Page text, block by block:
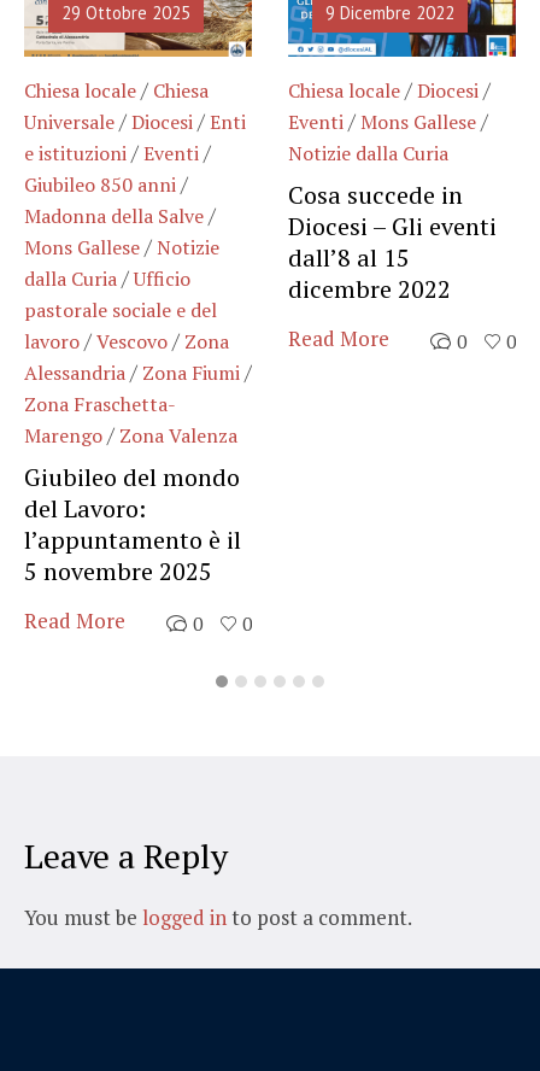
29 Ottobre 2025
Chiesa locale/ Chiesa
Universale/Diocesi/Enti
e istituzioni/Eventi/
Giubileo 850 anni/
Madonna della Salve/
Mons Gallese/Notizie
dalla Curia/Ufficio
pastorale sociale e del
lavoro/Vescovo/ Zona
Alessandria/ Zona Fiumi/
Zona Fraschetta-
Marengo/ Zona Valenza
Giubileo del mondo
del Lavoro:
l’appuntamento è il
5 novembre 2025
0 0
Read More
9 Dicembre 2022
Chiesa locale/Diocesi/
Eventi/ Mons Gallese/
Notizie dalla Curia
Cosa succede in
Diocesi – Gli eventi
dall’8 al 15
dicembre 2022
0 0
Read More
Leave a Reply
You must be logged into post a comment.